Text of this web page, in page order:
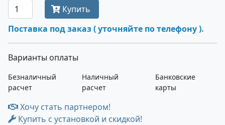
Купить
Поставка под заказ ( уточняйте по телефону ).
Варианты оплаты
Безналичный
расчет
Наличный
расчет
Банковские
карты
Хочу стать партнером!
Купить с установкой и скидкой!